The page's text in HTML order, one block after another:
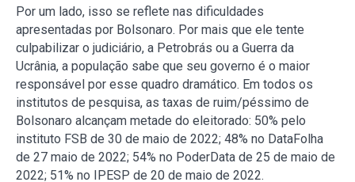
Por um lado, isso se reflete nas dificuldades
apresentadas por Bolsonaro. Por mais que ele tente
culpabilizar o judiciário, a Petrobrás ou a Guerra da
Ucrânia, a população sabe que seu governo é o maior
responsável por esse quadro dramático. Em todos os
institutos de pesquisa, as taxas de ruim/péssimo de
Bolsonaro alcançam metade do eleitorado: 50% pelo
instituto FSB de 30 de maio de 2022; 48% no DataFolha
de 27 maio de 2022; 54% no PoderData de 25 de maio de
2022; 51% no IPESP de 20 de maio de 2022.